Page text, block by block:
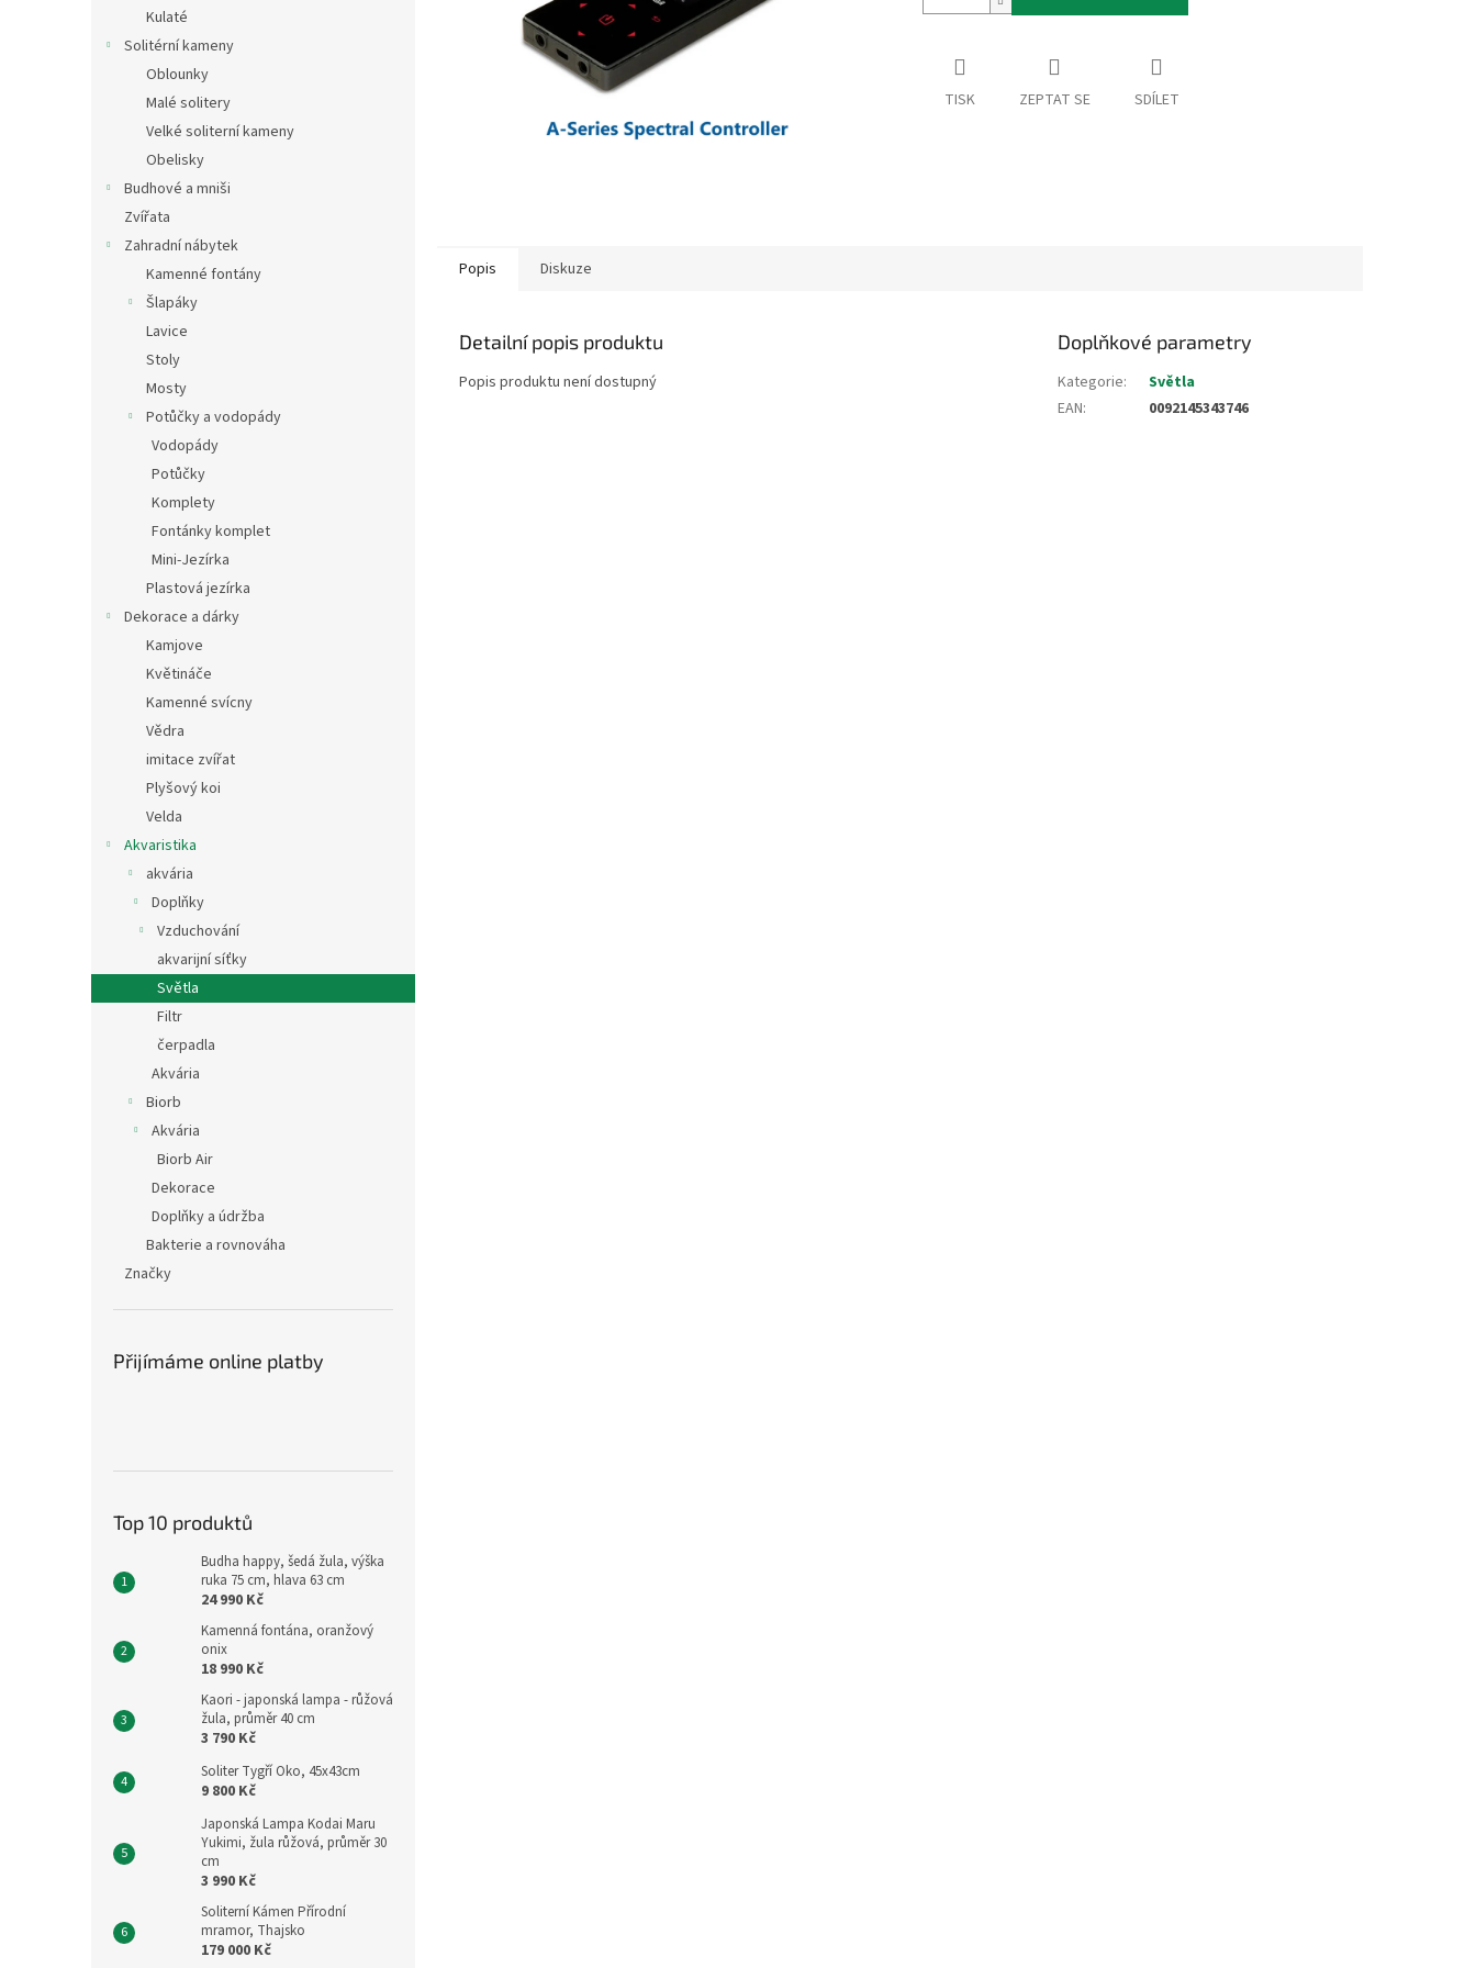
Kulaté
Solitérní kameny
Oblounky
Malé solitery
Velké soliterní kameny
Obelisky
Budhové a mniši
Zvířata
Zahradní nábytek
Kamenné fontány
Šlapáky
Lavice
Stoly
Mosty
Potůčky a vodopády
Vodopády
Potůčky
Komplety
Fontánky komplet
Mini-Jezírka
Plastová jezírka
Dekorace a dárky
Kamjove
Květináče
Kamenné svícny
Vědra
imitace zvířat
Plyšový koi
Velda
Akvaristika
akvária
Doplňky
Vzduchování
akvarijní síťky
Světla
Filtr
čerpadla
Akvária
Biorb
Akvária
Biorb Air
Dekorace
Doplňky a údržba
Bakterie a rovnováha
Značky
Přijímáme online platby
Top 10 produktů
Budha happy, šedá žula, výška
ruka 75 cm, hlava 63 cm
24 990 Kč
Kamenná fontána, oranžový
onix
18 990 Kč
Kaori - japonská lampa - růžová
žula, průměr 40 cm
3 790 Kč
Soliter Tygří Oko, 45x43cm
9 800 Kč
Japonská Lampa Kodai Maru
Yukimi, žula růžová, průměr 30
cm
3 990 Kč
Soliterní Kámen Přírodní
mramor, Thajsko
179 000 Kč
TISK ZEPTAT SE SDÍLET
Popis Diskuze
Detailní popis produktu
Popis produktu není dostupný
Doplňkové parametry
Kategorie:
Světla
EAN: 0092145343746